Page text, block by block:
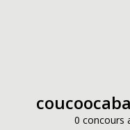
0 concours